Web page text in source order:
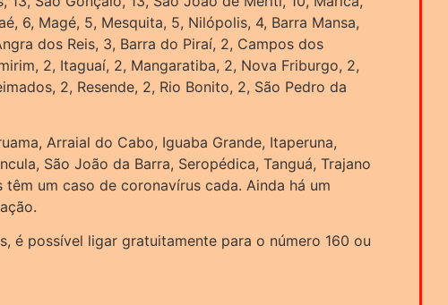
6, Magé, 5, Mesquita, 5, Nilópolis, 4, Barra Mansa,
dos Reis, 3, Barra do Piraí, 2, Campos dos
2, Itaguaí, 2, Mangaratiba, 2, Nova Friburgo, 2,
2, Resende, 2, Rio Bonito, 2, São Pedro da
Arraial do Cabo, Iguaba Grande, Itaperuna,
São João da Barra, Seropédica, Tanguá, Trajano
têm um caso de coronavírus cada. Ainda há um
é possível ligar gratuitamente para o número 160 ou